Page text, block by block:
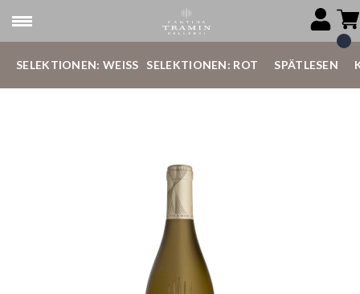
SELEKTIONEN: WEISS SELEKTIONEN: ROT SPÄTLESEN